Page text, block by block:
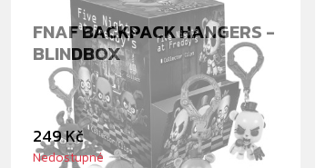
FNAF BACKPACK HANGERS -
BLINDBOX
249 Kč
Nedostupné